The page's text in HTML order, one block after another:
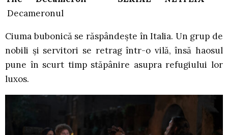
Decameronul
Ciuma bubonică se răspândește în Italia. Un grup de
nobili și servitori se retrag într-o vilă, însă haosul
pune în scurt timp stăpânire asupra refugiului lor
luxos.